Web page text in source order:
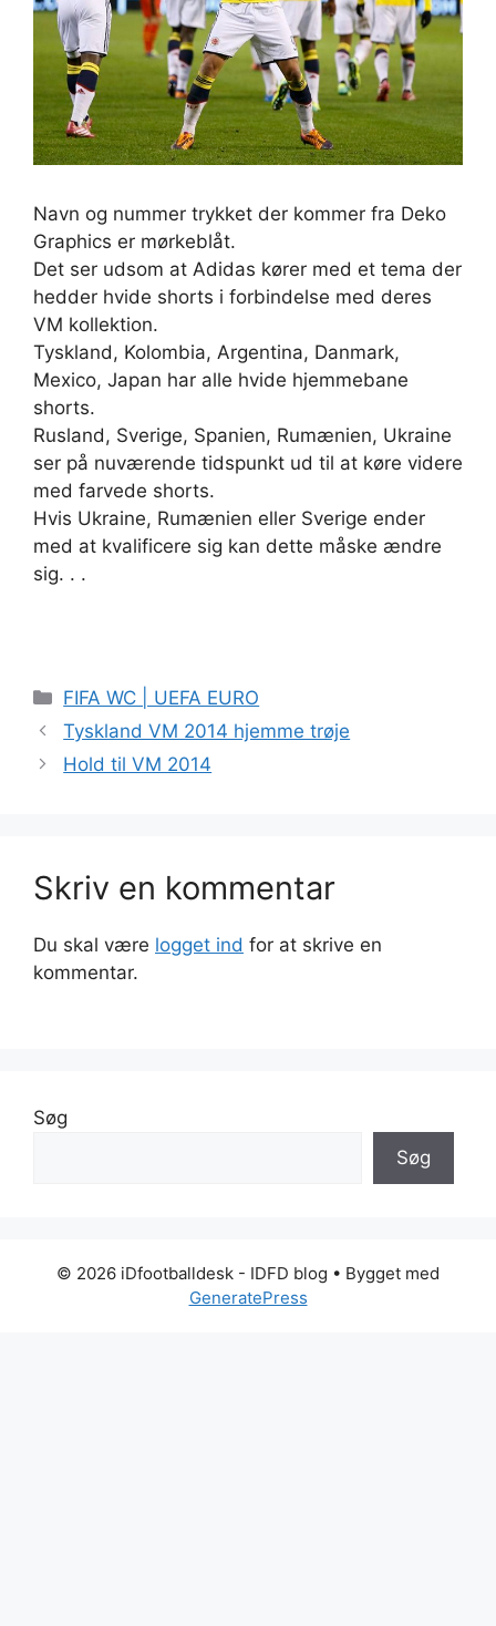
Navn og nummer trykket der kommer fra Deko
Graphics er mørkeblåt.
Det ser udsom at Adidas kører med et tema der
hedder hvide shorts i forbindelse med deres
VM kollektion.
Tyskland, Kolombia, Argentina, Danmark,
Mexico, Japan har alle hvide hjemmebane
shorts.
Rusland, Sverige, Spanien, Rumænien, Ukraine
ser på nuværende tidspunkt ud til at køre videre
med farvede shorts.
Hvis Ukraine, Rumænien eller Sverige ender
med at kvalificere sig kan dette måske ændre
sig. . .
Kategorier
FIFA WC | UEFA EURO
Tyskland VM 2014 hjemme trøje
Hold til VM 2014
Skriv en kommentar
Du skal være logget ind for at skrive en
kommentar.
Søg
Søg
© 2026 iDfootballdesk - IDFD blog • Bygget med
GeneratePress